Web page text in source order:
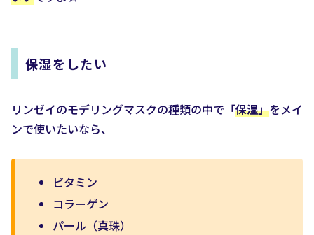
保湿をしたい
リンゼイのモデリングマスクの種類の中で「保湿」をメイ
ンで使いたいなら、
ビタミン
コラーゲン
パール（真珠）